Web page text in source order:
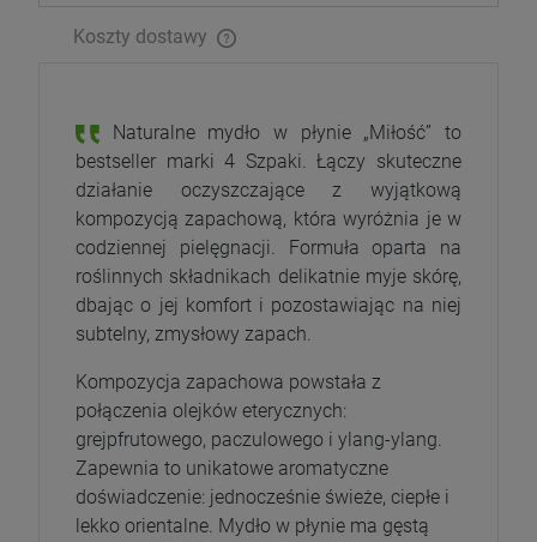
Koszty dostawy
Naturalne mydło w płynie „Miłość” to
bestseller marki 4 Szpaki. Łączy skuteczne
działanie oczyszczające z wyjątkową
kompozycją zapachową, która wyróżnia je w
codziennej pielęgnacji. Formuła oparta na
roślinnych składnikach delikatnie myje skórę,
dbając o jej komfort i pozostawiając na niej
subtelny, zmysłowy zapach.
Kompozycja zapachowa powstała z
połączenia olejków eterycznych:
grejpfrutowego, paczulowego i ylang-ylang.
Zapewnia to unikatowe aromatyczne
doświadczenie: jednocześnie świeże, ciepłe i
lekko orientalne. Mydło w płynie ma gęstą